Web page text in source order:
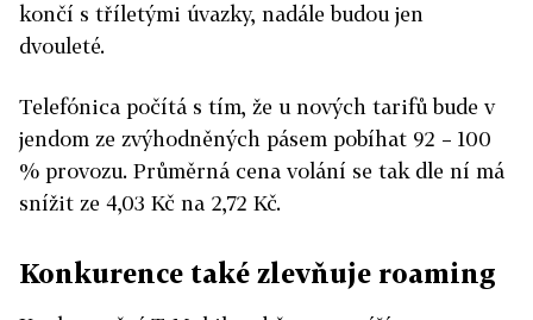
končí s tříletými úvazky, nadále budou jen
dvouleté.
Telefónica počítá s tím, že u nových tarifů bude v
jendom ze zvýhodněných pásem pobíhat 92 – 100
% provozu. Průměrná cena volání se tak dle ní má
snížit ze 4,03 Kč na 2,72 Kč.
Konkurence také zlevňuje roaming